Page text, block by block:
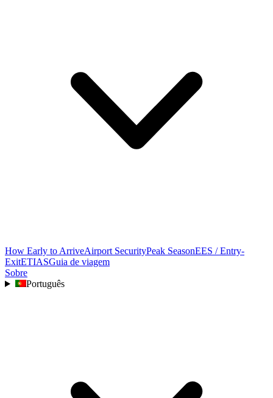
How Early to ArriveAirport SecurityPeak SeasonEES / Entry-
ExitETIASGuia de viagem
Sobre
Português